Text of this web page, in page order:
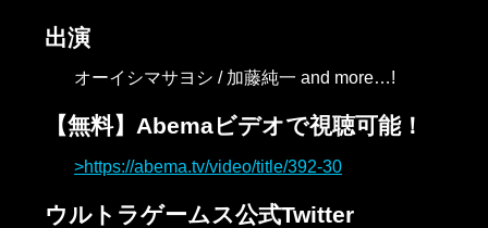
出演
オーイシマサヨシ / 加藤純一 and more…!
【無料】Abemaビデオで視聴可能！
https://abema.tv/video/title/392-30
ウルトラゲームス公式Twitter